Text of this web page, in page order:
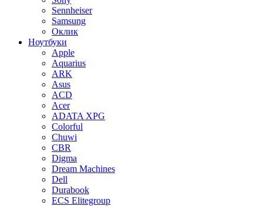
Sennheiser
Samsung
Оклик
Ноутбуки
Apple
Aquarius
ARK
Asus
ACD
Acer
ADATA XPG
Colorful
Chuwi
CBR
Digma
Dream Machines
Dell
Durabook
ECS Elitegroup